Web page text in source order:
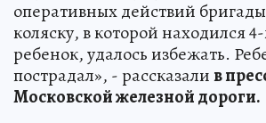
оперативных действий
коляску, в которой находился
ребенок, удалось избежать.
пострадал», - рассказалив
Московской железной дороги.